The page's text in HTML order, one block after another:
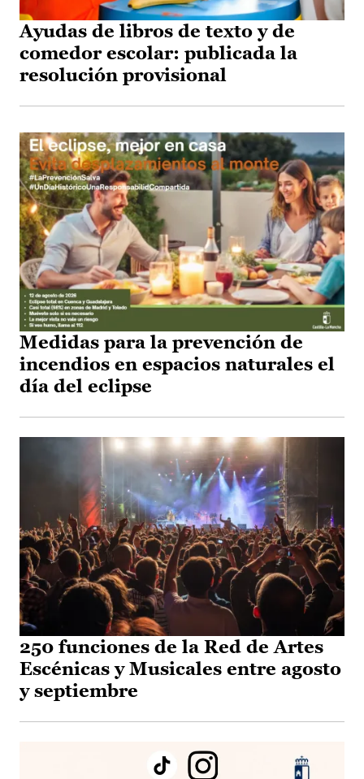
Ayudas de libros de texto y de
comedor escolar: publicada la
resolución provisional
Medidas para la prevención de
incendios en espacios naturales el
día del eclipse
250 funciones de la Red de Artes
Escénicas y Musicales entre agosto
y septiembre